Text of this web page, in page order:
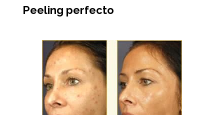
Peeling perfecto